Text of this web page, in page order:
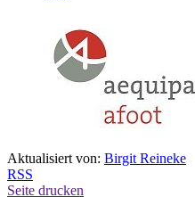
Aktualisiert von: Birgit Reineke
RSS
Seite drucken